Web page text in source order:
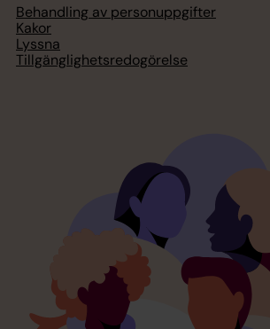
Behandling av personuppgifter
Kakor
Lyssna
Tillgänglighetsredogörelse